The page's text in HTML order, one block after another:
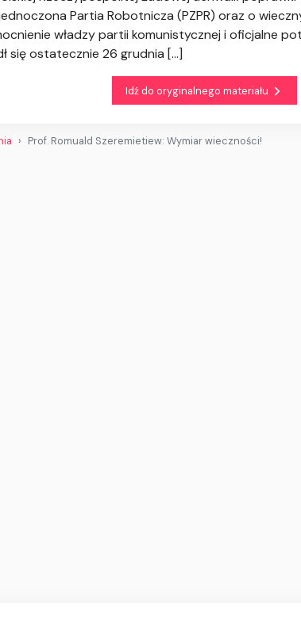
Partia Robotnicza (PZPR) oraz o
władzy partii komunistycznej i oficjalne
się ostatecznie 26 grudnia [...]
Idź do oryginalnego materiału
Prof. Romuald Szeremietiew: Wymiar wieczności!